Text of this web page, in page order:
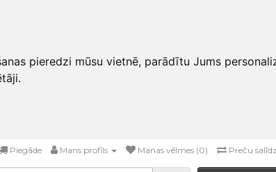
pieredzi mūsu vietnē, parādītu Jums
Piegāde Mans profils Manas vēlmes (0) Preču